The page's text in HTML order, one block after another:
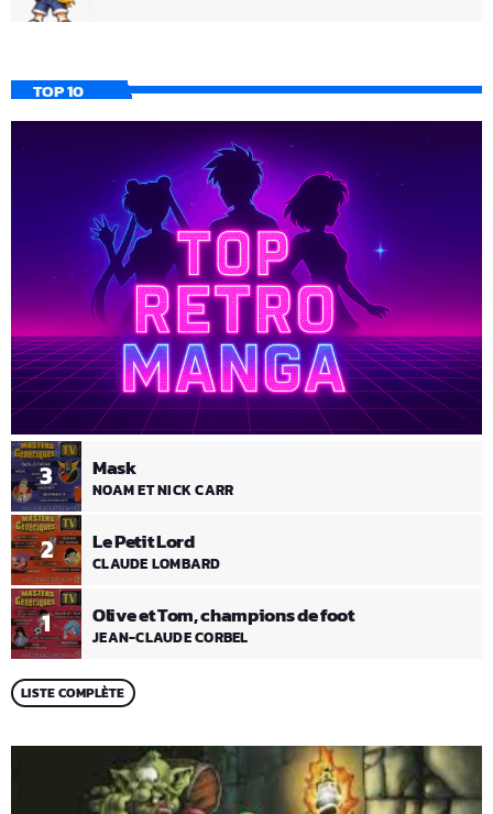
TOP 10
1 Olive et Tom, champions de foot
JEAN-CLAUDE CORBEL
2 Le Petit Lord
CLAUDE LOMBARD
3 Mask
NOAM ET NICK CARR
LISTE COMPLÈTE